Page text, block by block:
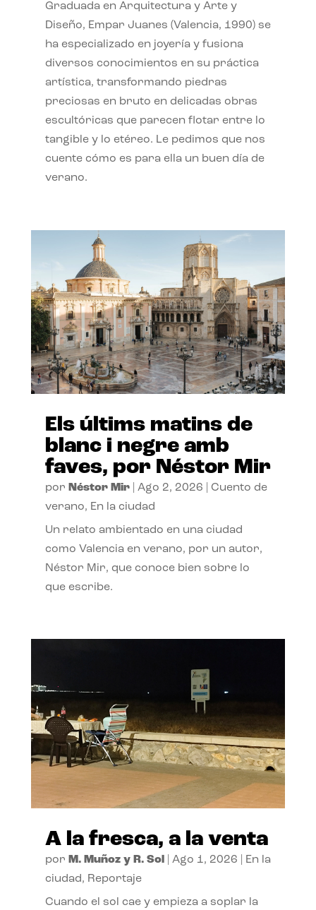
Graduada en Arquitectura y Arte y
Diseño, Empar Juanes (Valencia, 1990) se
ha especializado en joyería y fusiona
diversos conocimientos en su práctica
artística, transformando piedras
preciosas en bruto en delicadas obras
escultóricas que parecen flotar entre lo
tangible y lo etéreo. Le pedimos que nos
cuente cómo es para ella un buen día de
verano.
Els últims matins de
blanc i negre amb
faves, por Néstor Mir
por Néstor Mir| Ago 2, 2026
Cuento de
verano, En la ciudad
Un relato ambientado en una ciudad
como Valencia en verano, por un autor,
Néstor Mir, que conoce bien sobre lo
que escribe.
A la fresca, a la venta
por M. Muñoz y R. Sol| Ago 1, 2026
En la
ciudad, Reportaje
Cuando el sol cae y empieza a soplar la